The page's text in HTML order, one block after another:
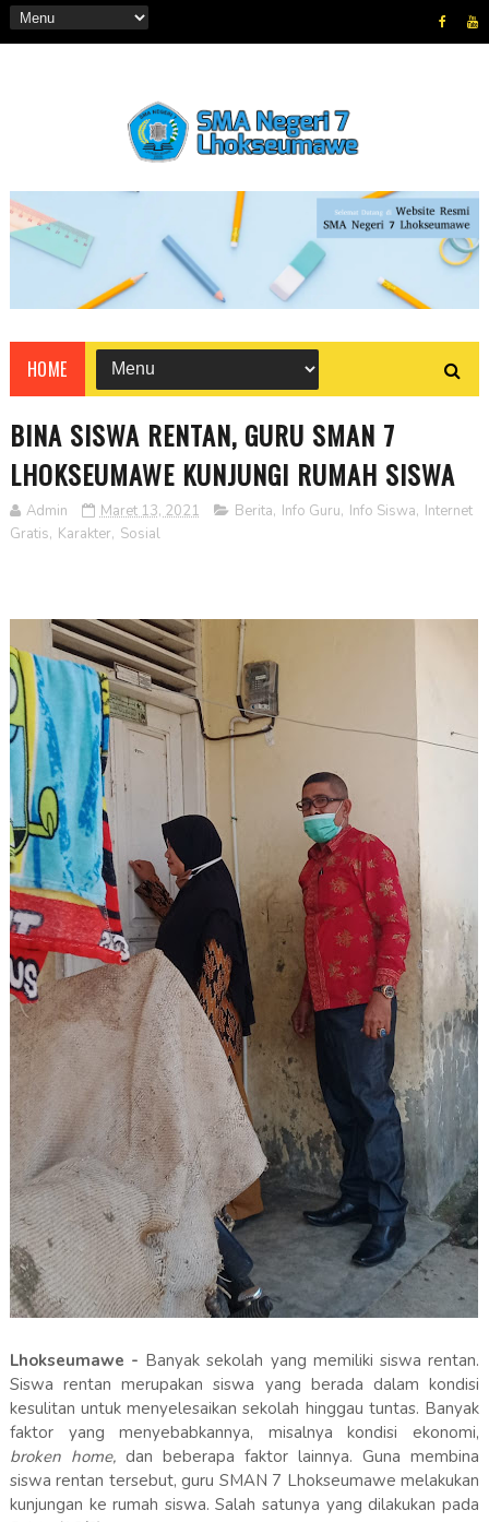
HOME
BINA SISWA RENTAN, GURU SMAN 7
LHOKSEUMAWE KUNJUNGI RUMAH SISWA
Admin Maret 13, 2021 Berita, Info Guru, Info Siswa, Internet
Gratis, Karakter, Sosial
Lhokseumawe - Banyak sekolah yang memiliki siswa rentan.
Siswa rentan merupakan siswa yang berada dalam kondisi
kesulitan untuk menyelesaikan sekolah hinggau tuntas. Banyak
faktor yang menyebabkannya, misalnya kondisi ekonomi,
broken home, dan beberapa faktor lainnya. Guna membina
siswa rentan tersebut, guru SMAN 7 Lhokseumawe melakukan
kunjungan ke rumah siswa. Salah satunya yang dilakukan pada